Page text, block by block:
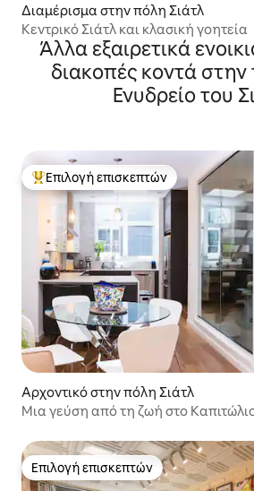
Διαμέρισμα στην πόλη Σιάτλ
Κεντρικό Σιάτλ και κλασική γοητεία
Άλλα εξαιρετικά
διακοπές κοντά στην
Ενυδρείο του
Κορυφαία επιλογή επισκεπτών
Επιλογή επισκεπτών
Αρχοντικό στην πόλη Σιάτλ
Μια γεύση από τη ζωή στο
Επιλογή επισκεπτών
Επιλογή επισκεπτών